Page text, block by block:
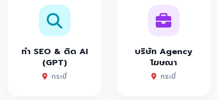
ทำ SEO & ติด AI
(GPT)
กระบี่
บริษัท Agency
โฆษณา
กระบี่